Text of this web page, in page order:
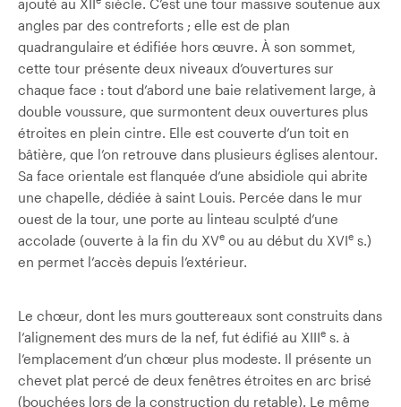
ajouté au XII
siècle. C’est une tour massive soutenue aux
angles par des contreforts ; elle est de plan
quadrangulaire et édifiée hors œuvre. À son sommet,
cette tour présente deux niveaux d’ouvertures sur
chaque face : tout d’abord une baie relativement large, à
double voussure, que surmontent deux ouvertures plus
étroites en plein cintre. Elle est couverte d’un toit en
bâtière, que l’on retrouve dans plusieurs églises alentour.
Sa face orientale est flanquée d’une absidiole qui abrite
une chapelle, dédiée à saint Louis. Percée dans le mur
ouest de la tour, une porte au linteau sculpté d’une
accolade (ouverte à la fin du XVe ou au début du XVIe s.)
en permet l’accès depuis l’extérieur.
Le chœur, dont les murs gouttereaux sont construits dans
l’alignement des murs de la nef, fut édifié au XIIIe s. à
l’emplacement d’un chœur plus modeste. Il présente un
chevet plat percé de deux fenêtres étroites en arc brisé
(bouchées lors de la construction du retable). Le même